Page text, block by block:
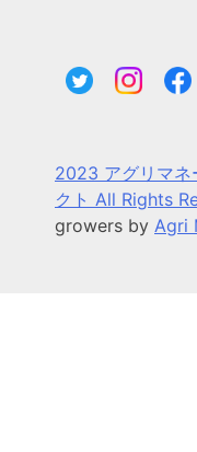
2023 アグリマネ
クト All Rights
growers by Agri